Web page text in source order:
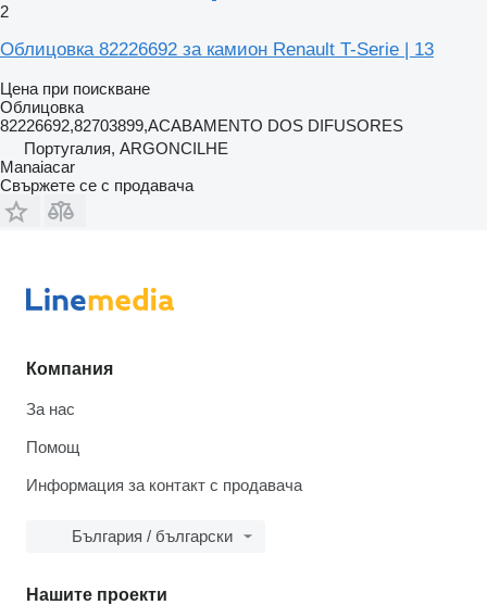
2
Облицовка 82226692 за камион Renault T-Serie | 13
Цена при поискване
Облицовка
82226692,82703899,ACABAMENTO DOS DIFUSORES
Португалия, ARGONCILHE
Manaiacar
Свържете се с продавача
Компания
За нас
Помощ
Информация за контакт с продавача
България / български
Нашите проекти